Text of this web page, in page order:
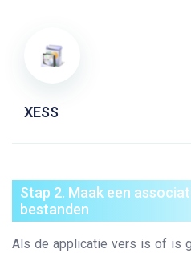
XESS
Stap 2. Maak een
bestanden
Als de applicatie vers is of is